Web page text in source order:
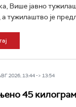
Више јавно
тужилаштво је
2026, 13:44 -> 13:54
45